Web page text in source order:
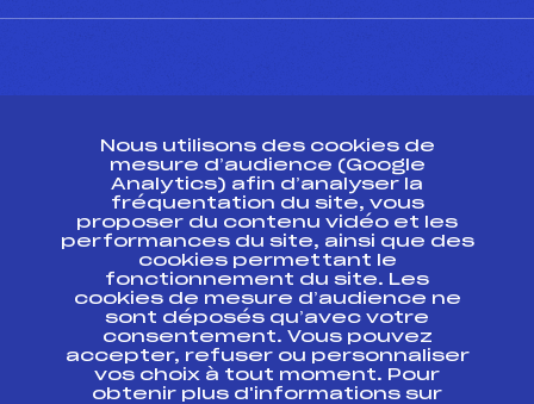
Ressources
Pass’Neige
Projet sportif fédéral
Projet de performance fédéral
Antidopage
Pôle Développement, Formation, Suivi
Scientifique
Listes ministérielles
Nous utilisons des cookies de
mesure d’audience (Google
Analytics) afin d’analyser la
fréquentation du site, vous
proposer du contenu vidéo et les
performances du site, ainsi que des
cookies permettant le
fonctionnement du site. Les
cookies de mesure d’audience ne
sont déposés qu’avec votre
consentement. Vous pouvez
accepter, refuser ou personnaliser
vos choix à tout moment. Pour
obtenir plus d'informations sur